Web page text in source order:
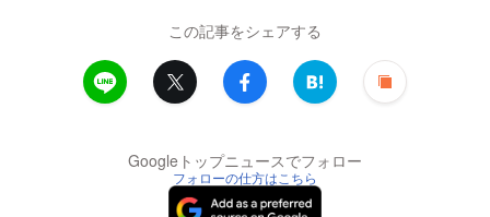
この記事をシェアする
Googleトップニュースでフォロー
フォローの仕方はこちら